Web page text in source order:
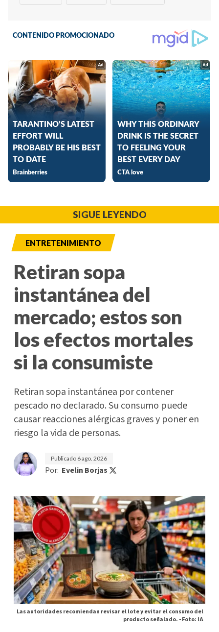
SIGUE LEYENDO
ENTRETENIMIENTO
Retiran sopa
instantánea del
mercado; estos son
los efectos mortales
si la consumiste
Retiran sopa instantánea por contener
pescado no declarado. Su consumo puede
causar reacciones alérgicas graves y poner en
riesgo la vida de personas.
Publicado 6 ago. 2026
Por: Evelin Borjas
Las autoridades recomiendan revisar el lote y evitar el consumo del
producto señalado. -Foto: IA